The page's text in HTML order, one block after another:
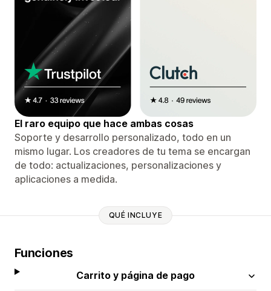
El raro equipo que hace ambas cosas
Soporte y desarrollo personalizado, todo en un
mismo lugar. Los creadores de tu tema se encargan
de todo: actualizaciones, personalizaciones y
aplicaciones a medida.
QUÉ INCLUYE
Funciones
Carrito y página de pago